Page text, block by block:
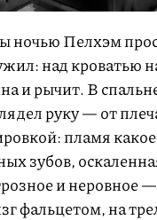
ночью Пелхэм
над кроватью
и рычит. В
руку — от
пламя
зубов,
и неровное
фальцетом, на